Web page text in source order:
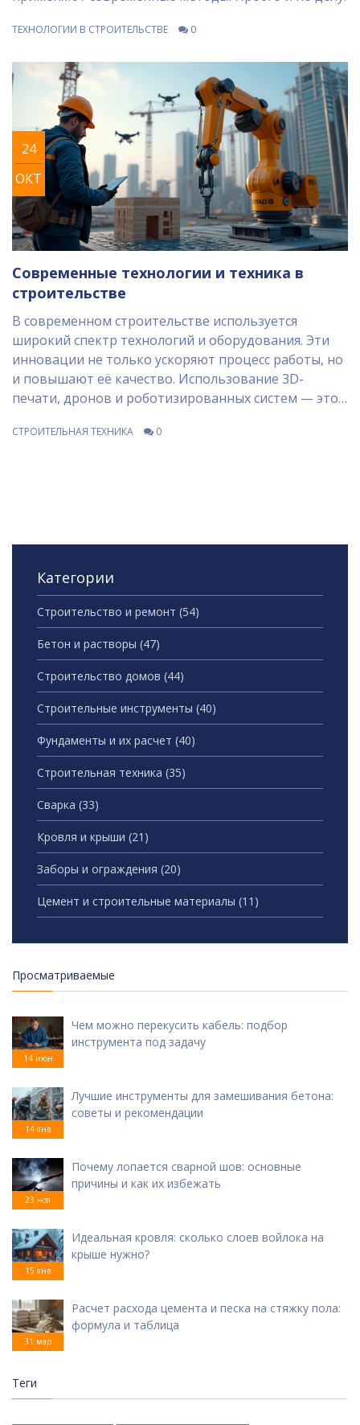
ТЕХНОЛОГИИ В СТРОИТЕЛЬСТВЕ 0
24
ОКТ
Современные технологии и техника в
строительстве
В современном строительстве используется
широкий спектр технологий и оборудования. Эти
инновации не только ускоряют процесс работы, но
и повышают её качество. Использование 3D-
печати, дронов и роботизированных систем — это
сегодня активно применяются на стройках. Каждая
СТРОИТЕЛЬНАЯ ТЕХНИКА 0
Категории
Строительство и ремонт (54)
Бетон и растворы (47)
Строительство домов (44)
Строительные инструменты (40)
Фундаменты и их расчет (40)
Строительная техника (35)
Сварка (33)
Кровля и крыши (21)
Заборы и ограждения (20)
Цемент и строительные материалы (11)
Просматриваемые
14 июн
Чем можно перекусить кабель: подбор
инструмента под задачу
14 янв
Лучшие инструменты для замешивания бетона:
советы и рекомендации
23 ноя
Почему лопается сварной шов: основные
причины и как их избежать
15 янв
Идеальная кровля: сколько слоев войлока на
крыше нужно?
31 мар
Расчет расхода цемента и песка на стяжку пола:
формула и таблица
Теги